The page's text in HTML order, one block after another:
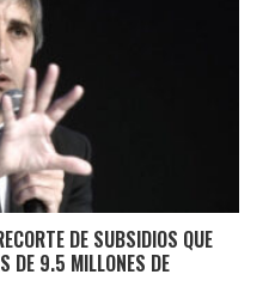
DE SUBSIDIOS QUE
DE 9.5 MILLONES DE